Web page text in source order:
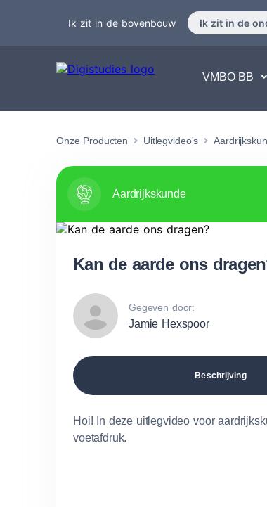
Ik zit in de bovenbouw Ik zit in de
VMBO BB
Exacte vakken
Geen vakken.
Onze Producten Uitlegvideo's
Aardrijkskunde
Kan de aarde ons
Gegeven door:
Jamie Hexspoor
Beschrijving
Hoi! In deze uitlegvideo voor
voetafdruk.